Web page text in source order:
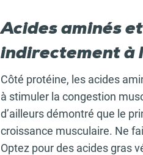
Acides aminés
indirectement à
Côté protéine, les acides
à stimuler la congestion
d’ailleurs démontré que le
croissance musculaire. Ne
Optez pour des acides gras